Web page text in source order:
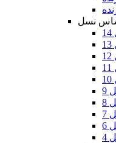
9
8
7
6
4